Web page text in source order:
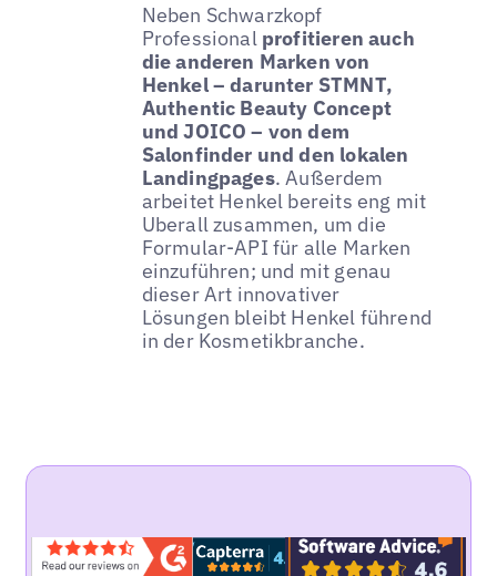
Neben Schwarzkopf
Professional profitieren auch
die anderen Marken von
Henkel – darunter STMNT,
Authentic Beauty Concept
und JOICO – von dem
Salonfinder und den lokalen
Landingpages. Außerdem
arbeitet Henkel bereits eng mit
Uberall zusammen, um die
Formular-API für alle Marken
einzuführen; und mit genau
dieser Art innovativer
Lösungen bleibt Henkel führend
in der Kosmetikbranche.